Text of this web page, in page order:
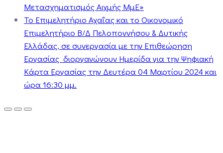
Μετασχηματισμός Αιχμής ΜμΕ»
Το Επιμελητήριο Αχαΐας και το Οικονομικό
Επιμελητήριο Β/Δ Πελοποννήσου & Δυτικής
Ελλάδας, σε συνεργασία με την Επιθεώρηση
Εργασίας διοργανώνουν Ημερίδα για την Ψηφιακή
Κάρτα Εργασίας την Δευτέρα 04 Μαρτίου 2024 και
ώρα 16:30 μμ.